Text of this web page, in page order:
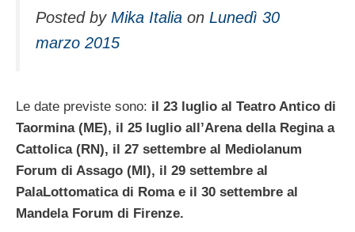
Posted by Mika Italia on Lunedì 30
marzo 2015
Le date previste sono: il 23 luglio al Teatro Antico di
Taormina (ME), il 25 luglio all’Arena della Regina a
Cattolica (RN), il 27 settembre al Mediolanum
Forum di Assago (MI), il 29 settembre al
PalaLottomatica di Roma e il 30 settembre al
Mandela Forum di Firenze.